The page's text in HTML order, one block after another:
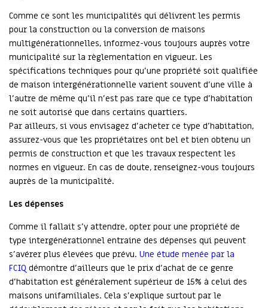
Comme ce sont les municipalités qui délivrent les permis
pour la construction ou la conversion de maisons
multigénérationnelles, informez-vous toujours auprès votre
municipalité sur la règlementation en vigueur. Les
spécifications techniques pour qu’une propriété soit qualifiée
de maison intergénérationnelle varient souvent d’une ville à
l’autre de même qu’il n’est pas rare que ce type d’habitation
ne soit autorisé que dans certains quartiers.
Par ailleurs, si vous envisagez d’acheter ce type d’habitation,
assurez-vous que les propriétaires ont bel et bien obtenu un
permis de construction et que les travaux respectent les
normes en vigueur. En cas de doute, renseignez-vous toujours
auprès de la municipalité.
Les dépenses
Comme il fallait s’y attendre, opter pour une propriété de
type intergénérationnel entraine des dépenses qui peuvent
s’avérer plus élevées que prévu. Une étude menée par la
FCIQ démontre d’ailleurs que le prix d’achat de ce genre
d’habitation est généralement supérieur de 15% à celui des
maisons unifamiliales. Cela s’explique surtout par le